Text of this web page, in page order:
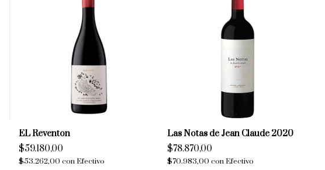
EL Reventon
$59.180,00
$53.262,00 con Efectivo
Las Notas de Jean Claude 2020
$78.870,00
$70.983,00con Efectivo